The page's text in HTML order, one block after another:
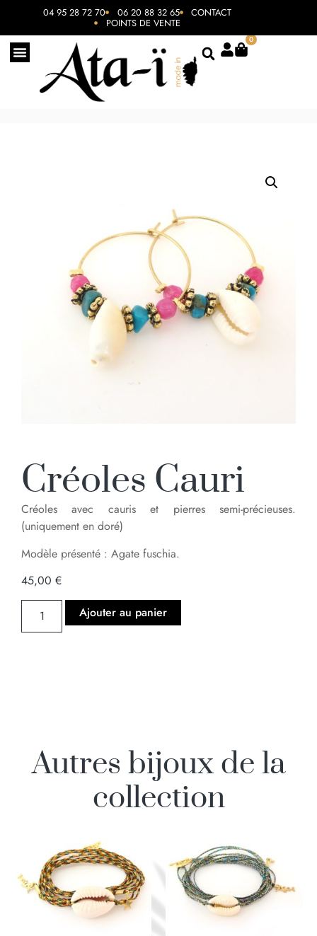
04 95 28 72 70 06 20 88 32 65 CONTACT
POINTS DE VENTE
0
Créoles Cauri
Créoles avec cauris et pierres semi-précieuses.
(uniquement en doré)
Modèle présenté : Agate fuschia.
45,00 €
Ajouter au panier
Autres bijoux de la
collection